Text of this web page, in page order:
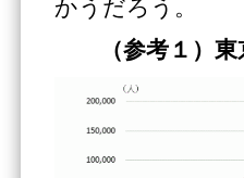
かうだろう。
（参考１）